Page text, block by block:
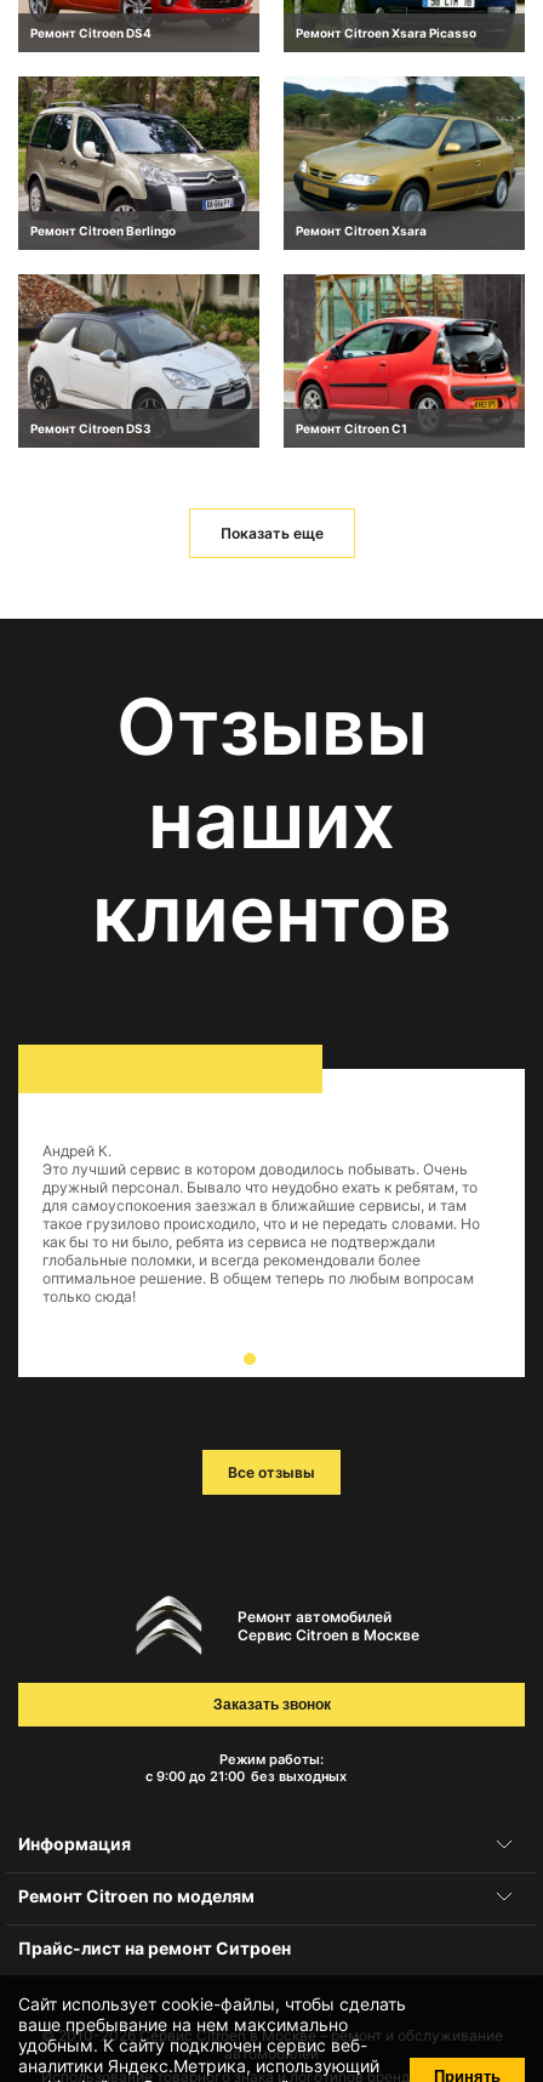
Ремонт Citroen DS4 Ремонт Citroen Xsara Picasso
Ремонт Citroen Berlingo Ремонт Citroen Xsara
Ремонт Citroen DS3 Ремонт Citroen C1
Показать еще
Отзывы
наших
клиентов
Андрей К.
Это лучший сервис в котором доводилось побывать. Очень
дружный персонал. Бывало что неудобно ехать к ребятам, то
для самоуспокоения заезжал в ближайшие сервисы, и там
такое грузилово происходило, что и не передать словами. Но
как бы то ни было, ребята из сервиса не подтверждали
глобальные поломки, и всегда рекомендовали более
оптимальное решение. В общем теперь по любым вопросам
только сюда!
Все отзывы
Сайт использует cookie-файлы, чтобы сделать
ваше пребывание на нем максимально
удобным. К cайту подключен сервис веб-
аналитики Яндекс.Метрика, использующий
Принять
Ремонт автомобилей
Сервис Citroen в Москве
Режим работы:
с 9:00 до 21:00 без выходных
Заказать звонок
Информация
Ремонт Citroen по моделям
Прайс-лист на ремонт Ситроен
© 2010-2026Сервис Citroen в Москве – ремонт и обслуживание
автомобилей
Использование товарного знака и логотипов бренда происходит